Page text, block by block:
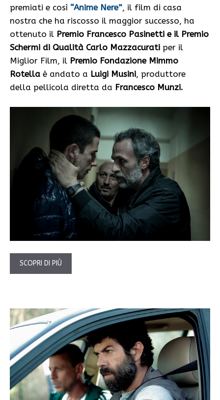
premiati e così “Anime Nere”, il film di casa
nostra che ha riscosso il maggior successo, ha
ottenuto il Premio Francesco Pasinetti e il Premio
Schermi di Qualità Carlo Mazzacurati per il
Miglior Film, il Premio Fondazione Mimmo
Rotella è andato a Luigi Musini, produttore
della pellicola diretta da Francesco Munzi.
SCOPRI DI PIÙ